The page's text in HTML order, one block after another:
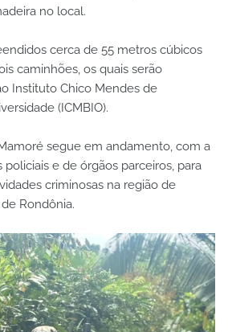
no local.
cerca de 55 metros cúbicos
caminhões, os quais serão
Instituto Chico Mendes de
(ICMBIO).
segue em andamento, com a
e de órgãos parceiros, para
criminosas na região de
Rondônia.